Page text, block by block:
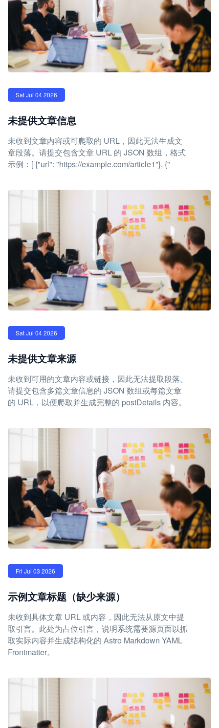
Sat Jul 04 2026
未提供文章信息
未收到文章内容或可爬取的 URL，因此无法生成文
章段落。请提交包含文章 URL 的 JSON 数组，格式
示例：[ {"url": "https://example.com/article1"}, {"
Sat Jul 04 2026
未提供文章来源
未收到可用的文章内容或链接，因此无法提取段落。
请提交包含多篇文章信息的 JSON 数组或每篇文章
的 URL，以便爬取并生成完整的 postDetails 内容。
Fri Jul 03 2026
示例文章标题（缺少来源）
未收到具体文章 URL 或内容，因此无法从原文中提
取引言。此处为占位引言，说明系统需要源页面以抓
取实际内容并生成结构化的 Astro Markdown YAML
Frontmatter。